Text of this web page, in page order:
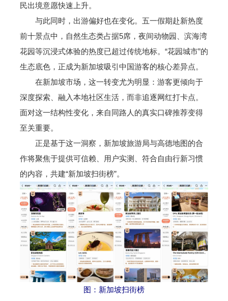
民出境意愿快速上升。
与此同时，出游偏好也在变化。五一假期赴新热度
前十景点中，自然生态类占据5席，夜间动物园、滨海湾
花园等沉浸式体验的热度已超过传统地标。“花园城市”的
生态底色，正成为新加坡吸引中国游客的核心差异点。
在新加坡市场，这一转变尤为明显：游客更倾向于
深度探索、融入本地社区生活，而非追逐网红打卡点。
面对这一结构性变化，来自同路人的真实口碑推荐变得
至关重要。
正是基于这一洞察，新加坡旅游局与高德地图的合
作将聚焦于提供可信赖、用户实测、符合自由行新习惯
的内容，共建“新加坡扫街榜”。
图：新加坡扫街榜